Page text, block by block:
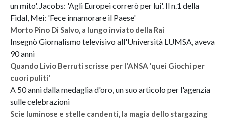
un mito'. Jacobs: 'Agli Europei correrò per lui'. Il n.1 della
Fidal, Mei: 'Fece innamorare il Paese'
Morto Pino Di Salvo, a lungo inviato della Rai
Insegnò Giornalismo televisivo all'Università LUMSA, aveva
90 anni
Quando Livio Berruti scrisse per l'ANSA 'quei Giochi per
cuori puliti'
A 50 anni dalla medaglia d'oro, un suo articolo per l'agenzia
sulle celebrazioni
Scie luminose e stelle candenti, la magia dello stargazing